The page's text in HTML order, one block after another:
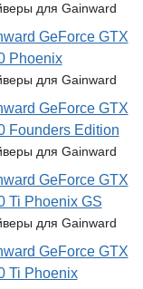
для Gainward
GeForce GTX
Phoenix
для Gainward
GeForce GTX
Founders Edition
для Gainward
GeForce GTX
Ti Phoenix GS
для Gainward
GeForce GTX
Ti Phoenix